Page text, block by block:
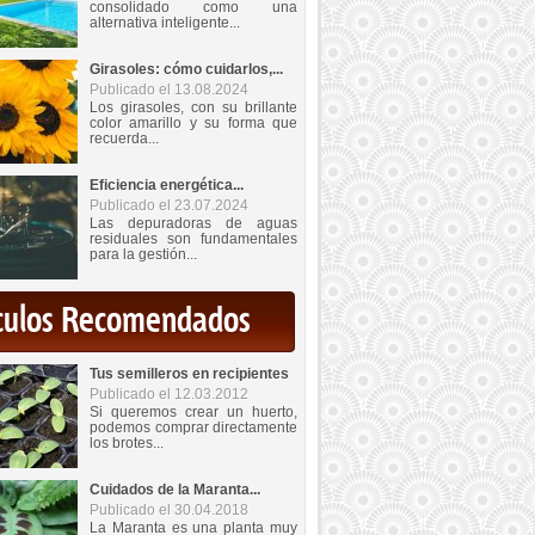
consolidado como una
alternativa inteligente...
Girasoles: cómo cuidarlos,...
Publicado el 13.08.2024
Los girasoles, con su brillante
color amarillo y su forma que
recuerda...
Eficiencia energética...
Publicado el 23.07.2024
Las depuradoras de aguas
residuales son fundamentales
para la gestión...
Recomendados
Tus semilleros en recipientes
Publicado el 12.03.2012
Si queremos crear un huerto,
podemos comprar directamente
los brotes...
Cuidados de la Maranta...
Publicado el 30.04.2018
La Maranta es una planta muy